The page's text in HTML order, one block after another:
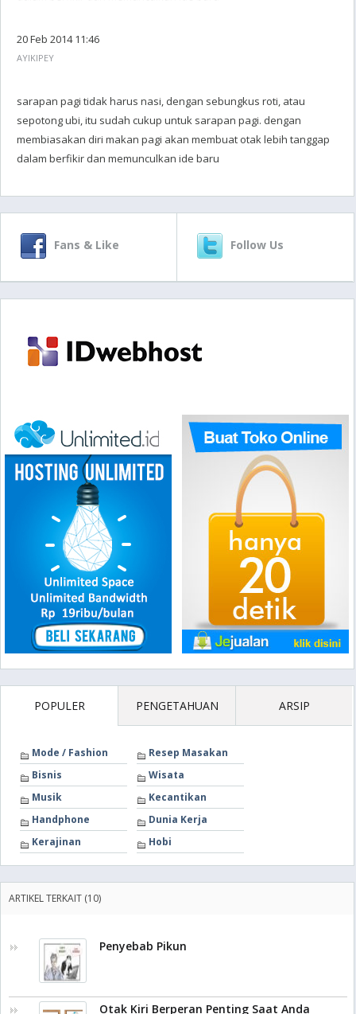
20 Feb 2014 11:46
AYIKIPEY
sarapan pagi tidak harus nasi, dengan sebungkus roti, atau
sepotong ubi, itu sudah cukup untuk sarapan pagi. dengan
membiasakan diri makan pagi akan membuat otak lebih tanggap
dalam berfikir dan memunculkan ide baru
Fans & Like Follow Us
POPULER PENGETAHUAN ARSIP
Mode / Fashion
Resep Masakan
Bisnis
Wisata
Musik
Kecantikan
Handphone
Dunia Kerja
Kerajinan
Hobi
ARTIKEL TERKAIT (10)
Penyebab Pikun
Otak Kiri Berperan Penting Saat Anda